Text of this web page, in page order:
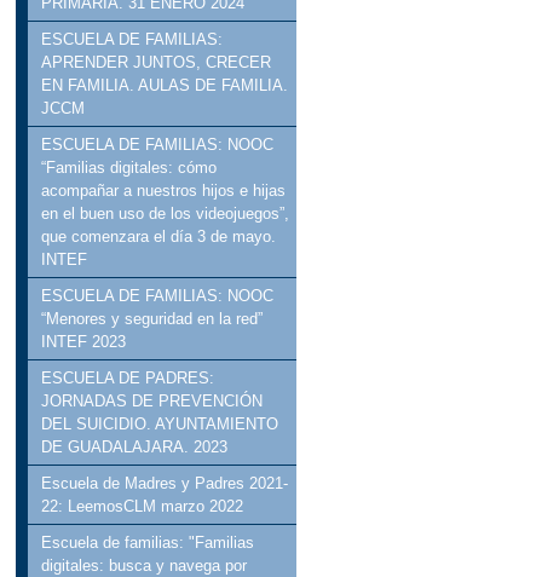
ESCUELA DE FAMILIAS:
APRENDER JUNTOS, CRECER
EN FAMILIA. AULAS DE FAMILIA.
JCCM
ESCUELA DE FAMILIAS: NOOC
“Familias digitales: cómo
acompañar a nuestros hijos e hijas
en el buen uso de los videojuegos”,
que comenzara el día 3 de mayo.
INTEF
ESCUELA DE FAMILIAS: NOOC
“Menores y seguridad en la red”
INTEF 2023
ESCUELA DE PADRES:
JORNADAS DE PREVENCIÓN
DEL SUICIDIO. AYUNTAMIENTO
DE GUADALAJARA. 2023
Escuela de Madres y Padres 2021-
22: LeemosCLM marzo 2022
Escuela de familias: "Familias
digitales: busca y navega por